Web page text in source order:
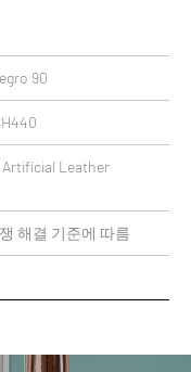
90
Leather
해결 기준에 따름